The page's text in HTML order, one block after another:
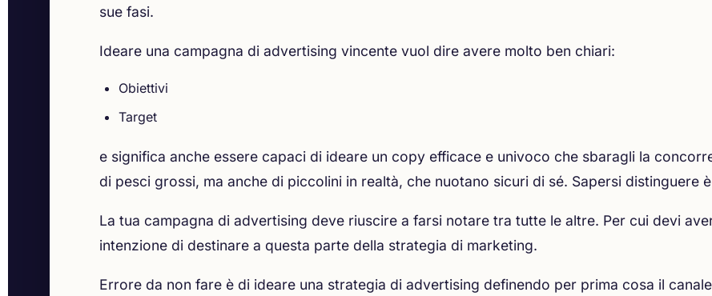
sue fasi.
Ideare una campagna di advertising vincente vuol dire avere molto ben chiari:
Obiettivi
Target
e significa anche essere capaci di ideare un copy efficace e univoco che sbaragli la
di pesci grossi, ma anche di piccolini in realtà, che nuotano sicuri di sé. Sapersi distinguere
La tua campagna di advertising deve riuscire a farsi notare tra tutte le altre. Per cui devi
intenzione di destinare a questa parte della strategia di marketing.
Errore da non fare è di ideare una strategia di advertising definendo per prima cosa il